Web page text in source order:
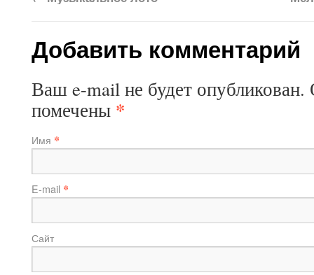
Добавить комментарий
Ваш e-mail не будет опубликован.
помечены *
Имя *
E-mail *
Сайт